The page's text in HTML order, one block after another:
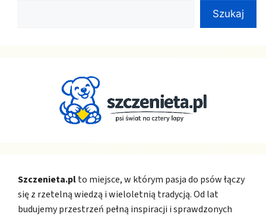
Szukaj
Szczenieta.plto miejsce, w którym pasja do psów łączy
się z rzetelną wiedzą i wieloletnią tradycją. Od lat
budujemy przestrzeń pełną inspiracji i sprawdzonych